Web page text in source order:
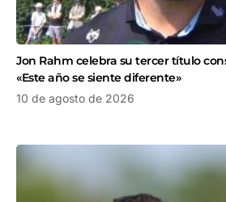
Jon Rahm celebra su tercer título
«Este año se siente diferente»
10 de agosto de 2026